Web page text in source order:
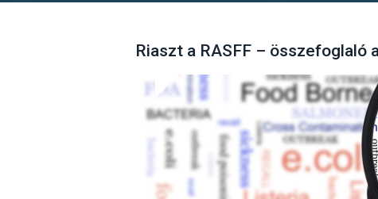
Riaszt a RASFF – összefoglaló